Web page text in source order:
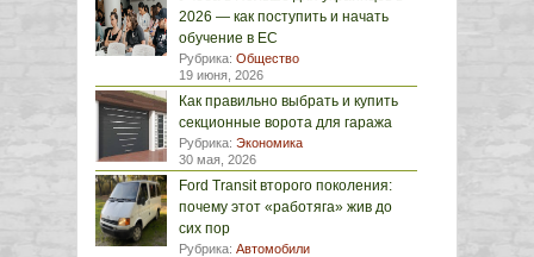
2026 — как поступить и начать
обучение в ЕС
Рубрика: Общество
19 июня, 2026
Как правильно выбрать и купить
секционные ворота для гаража
Рубрика: Экономика
30 мая, 2026
Ford Transit второго поколения:
почему этот «работяга» жив до
сих пор
Рубрика: Автомобили